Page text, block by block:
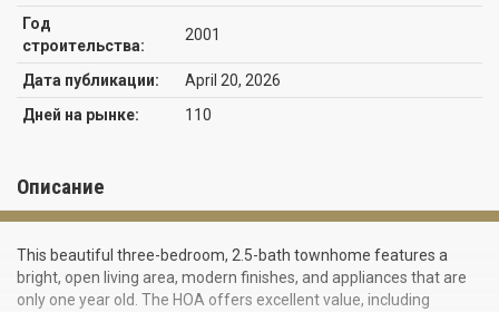
Год
строительства:
2001
Дата публикации:
April 20, 2026
Дней на рынке:
110
Описание
This beautiful three-bedroom, 2.5-bath townhome features a
bright, open living area, modern finishes, and appliances that are
only one year old. The HOA offers excellent value, including